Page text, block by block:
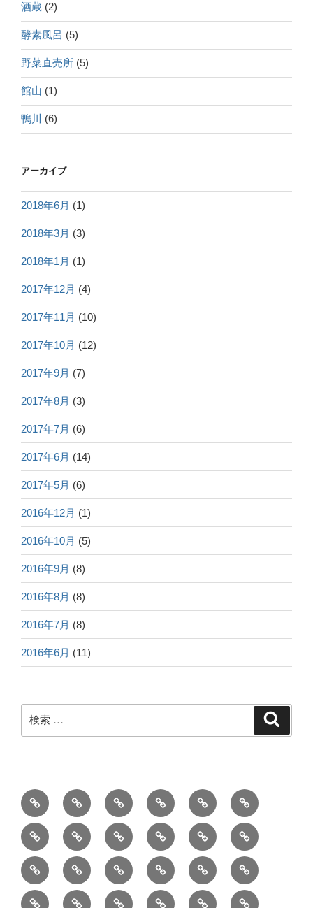
酒蔵 (2)
酵素風呂 (5)
野菜直売所 (5)
館山 (1)
鴨川 (6)
アーカイブ
2018年6月 (1)
2018年3月 (3)
2018年1月 (1)
2017年12月 (4)
2017年11月 (10)
2017年10月 (12)
2017年9月 (7)
2017年8月 (3)
2017年7月 (6)
2017年6月 (14)
2017年5月 (6)
2016年12月 (1)
2016年10月 (5)
2016年9月 (8)
2016年8月 (8)
2016年7月 (8)
2016年6月 (11)